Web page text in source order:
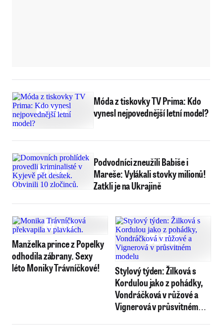
Móda z tiskovky TV Prima: Kdo
vynesl nejpovednější letní model?
Podvodníci zneužili Babiše i
Mareše: Vylákali stovky milionů!
Zatkli je na Ukrajině
Manželka prince z Popelky
odhodila zábrany. Sexy
léto Moniky Trávníčkové!
Stylový týden: Žilková s
Kordulou jako z pohádky,
Vondráčková v růžové a
Vignerová v průsvitném